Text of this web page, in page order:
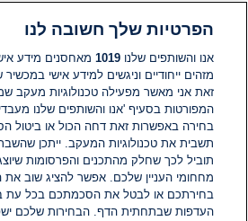
תגובות
אין עדיין תגובות. היה הראשון
הוסף תגובה
הפרטיות שלך חשובה לנו
אנו והשותפים שלנו1019 מאחסנים מידע
מזהים ייחודיים וניגשים למידע אישי
זאת אני מאשר מפעילה טכנולוגיות מעקב
המפורטות בסעיף 'אנו והשותפים שלנו
בחירה באפשרות זאת דחה הכול או ביטול
תשבית את טכנולוגיות המעקב. ייתכן
תוביל לכך שחלק מהתכנים והפרסומות
מחחומי העניין שלכם. אפשר להציג שוב
בחירתכם או לבטל את הסכמתכם בכל עת
העדפות שבתחתית הדף. הבחירות שלכם